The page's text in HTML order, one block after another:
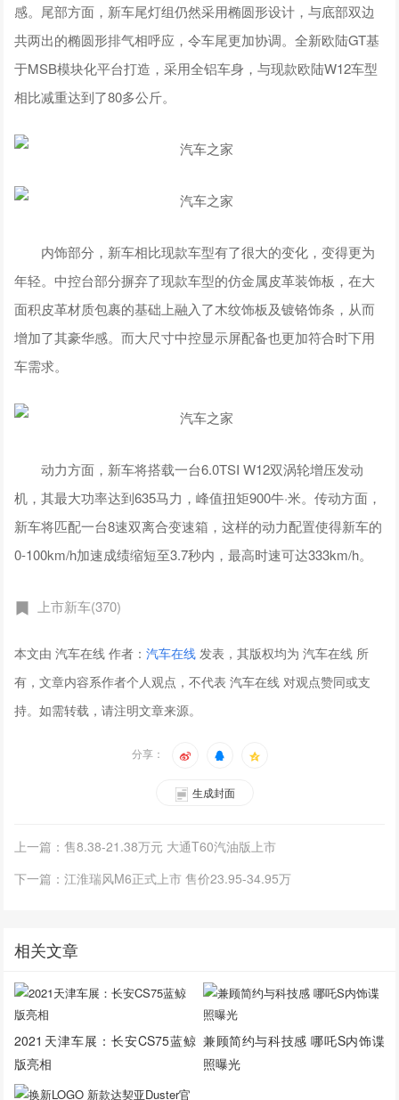
感。尾部方面，新车尾灯组仍然采用椭圆形设计，与底部双边
共两出的椭圆形排气相呼应，令车尾更加协调。全新欧陆GT基
于MSB模块化平台打造，采用全铝车身，与现款欧陆W12车型
相比减重达到了80多公斤。
内饰部分，新车相比现款车型有了很大的变化，变得更为
年轻。中控台部分摒弃了现款车型的仿金属皮革装饰板，在大
面积皮革材质包裹的基础上融入了木纹饰板及镀铬饰条，从而
增加了其豪华感。而大尺寸中控显示屏配备也更加符合时下用
车需求。
动力方面，新车将搭载一台6.0TSI W12双涡轮增压发动
机，其最大功率达到635马力，峰值扭矩900牛·米。传动方面，
新车将匹配一台8速双离合变速箱，这样的动力配置使得新车的
0-100km/h加速成绩缩短至3.7秒内，最高时速可达333km/h。
上市新车(370)
本文由 汽车在线 作者：汽车在线 发表，其版权均为 汽车在线 所
有，文章内容系作者个人观点，不代表 汽车在线 对观点赞同或支
持。如需转载，请注明文章来源。
分享：
生成封面
上一篇：售8.38-21.38万元 大通T60汽油版上市
下一篇：江淮瑞风M6正式上市 售价23.95-34.95万
相关文章
2021天津车展：长安CS75蓝鲸
版亮相
兼顾简约与科技感 哪吒S内饰谍
照曝光